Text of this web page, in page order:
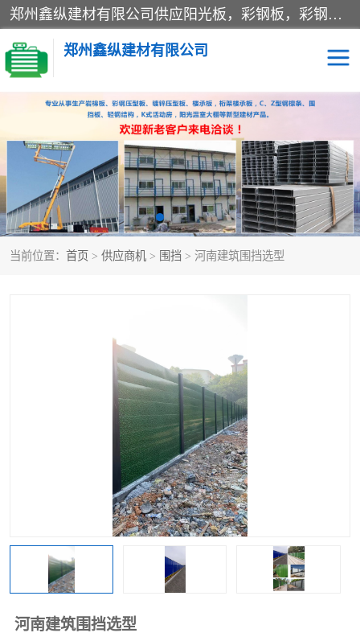
郑州鑫纵建材有限公司供应阳光板，彩钢板，彩钢钢构工程是一家集生产销售租赁安装于一体的企业，主要生产PC采光板，耐力板，仿古琉璃采光板，岩棉板、彩钢压型板、镀锌压型板、桁架楼承板，C、Z型钢檩条、围挡板、轻钢结构，阳光温室大棚等新型建材产品。公司旗下有多台移动式高空压瓦机租赁，承接全国各地业务，专业对外租赁各种型号压瓦机。
郑州鑫纵建材有限公司
当前位置： 首页 > 供应商机 > 围挡 > 河南建筑围挡选型
河南建筑围挡选型
高空瓦机租赁 ASA合成树脂仿古瓦
CZ型钢 FRP采光板
PC多层板 PC耐力板
建筑围挡 楼层板
彩钢板
生产加工单板复合围挡 市